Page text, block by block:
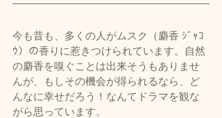
今も昔も、多くの人がムスク（麝香 ｼﾞｬｺ
ｳ）の香りに惹きつけられています。自然
の麝香を嗅ぐことは出来そうもありませ
んが、もしその機会が得られるなら、ど
んなに幸せだろう！なんてドラマを観な
がら思っています。